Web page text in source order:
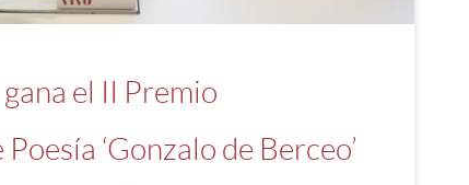
el II Premio
‘Gonzalo de Berceo’